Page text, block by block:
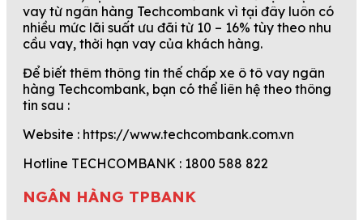
vay từ ngân hàng Techcombank vì tại đây luôn có
nhiều mức lãi suất ưu đãi từ 10 – 16% tùy theo nhu
cầu vay, thời hạn vay của khách hàng.
Để biết thêm thông tin thế chấp xe ô tô vay ngân
hàng Techcombank, bạn có thể liên hệ theo thông
tin sau :
Website : https://www.techcombank.com.vn
Hotline TECHCOMBANK : 1800 588 822
NGÂN HÀNG TPBANK